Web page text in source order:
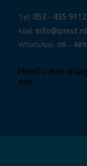
Tel: 053 - 435 9112
Mail: info@piest.nl
WhatsApp: 06 -
Heeft u een
ons